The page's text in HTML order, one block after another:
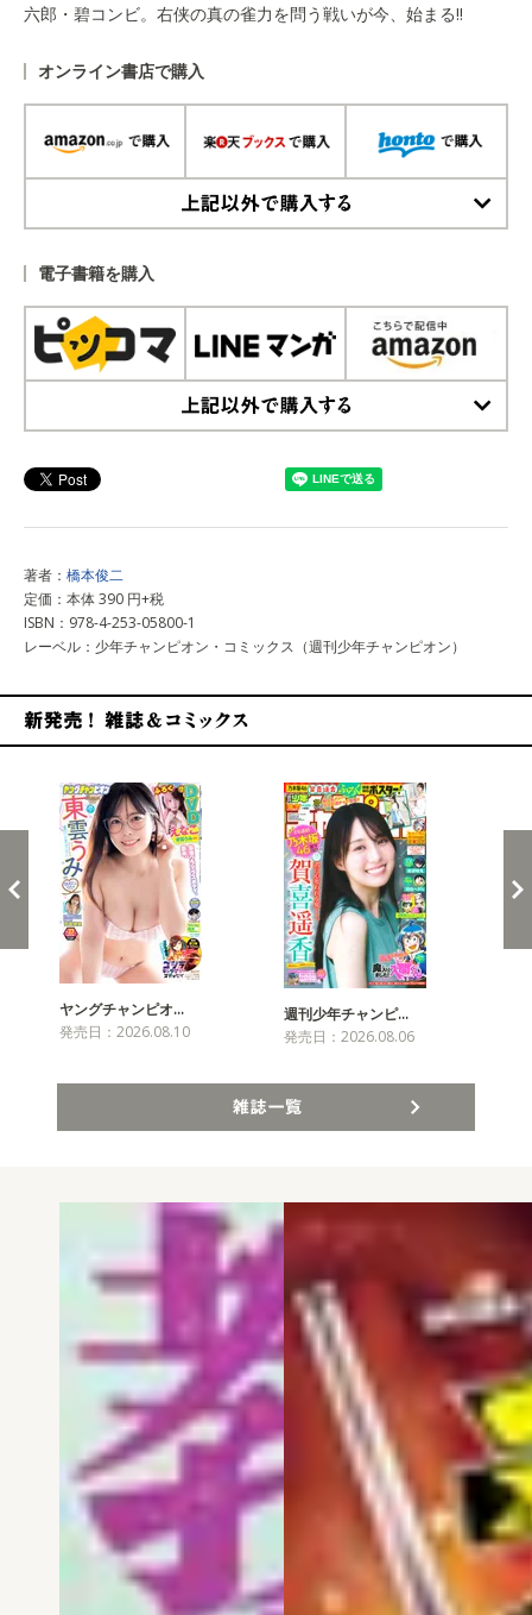
六郎・碧コンビ。右侠の真の雀力を問う戦いが今、始まる!!
オンライン書店で購入
電子書籍を購入
著者： 橋本俊二
定価：本体 390 円+税
ISBN：978-4-253-05800-1
レーベル：少年チャンピオン・コミックス（週刊少年チャンピオン）
ヤングチャンピオ…
発売日：2026.08.10
週刊少年チャンピ…
発売日：2026.08.06